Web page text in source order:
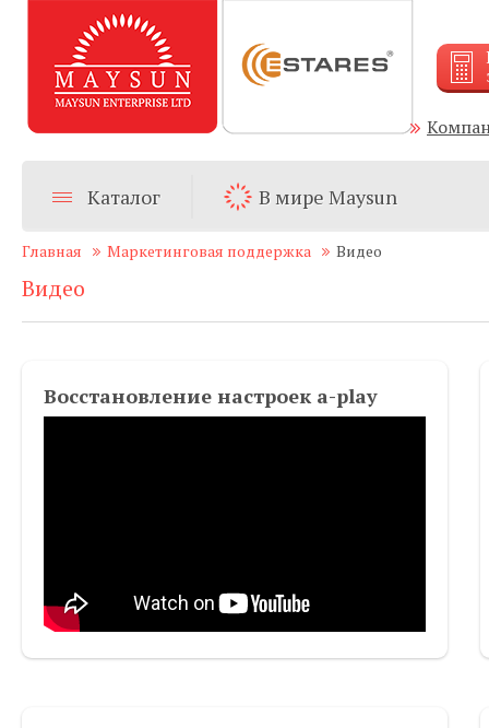
Каталог В мире Maysun
Главная Маркетинговая поддержка Видео
Видео
Восстановление настроек a-play